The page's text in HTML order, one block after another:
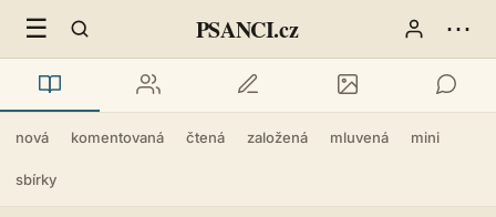
☰ PSANCI.cz ⋯
nová komentovaná čtená založená mluvená mini
sbírky